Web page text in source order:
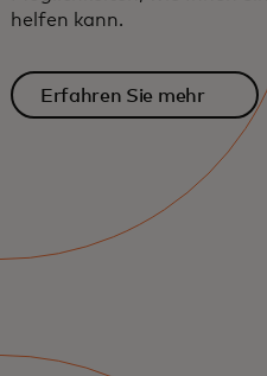
helfen kann.
Erfahren Sie mehr